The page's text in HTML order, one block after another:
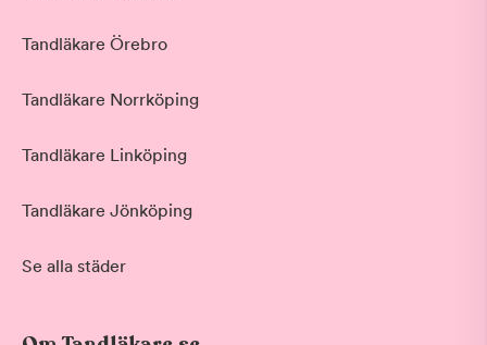
Tandläkare Örebro
Tandläkare Norrköping
Tandläkare Linköping
Tandläkare Jönköping
Se alla städer